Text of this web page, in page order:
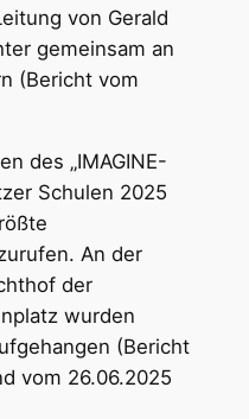
von Gerald
gemeinsam an
(Bericht vom
des „IMAGINE-
Schulen 2025
An der
der
wurden
(Bericht
vom 26.06.2025